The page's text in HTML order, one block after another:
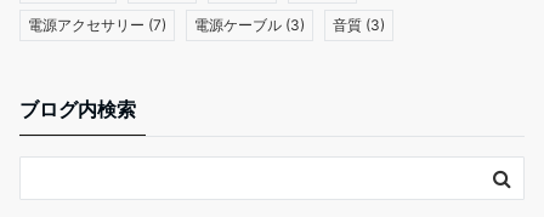
電源アクセサリー (7) 電源ケーブル (3) 音質 (3)
ブログ内検索